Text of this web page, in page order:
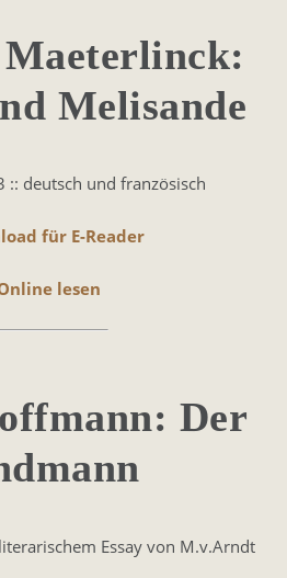
Melisande
:: deutsch und französisch
für E-Reader
lesen
Der
Essay von M.v.Arndt